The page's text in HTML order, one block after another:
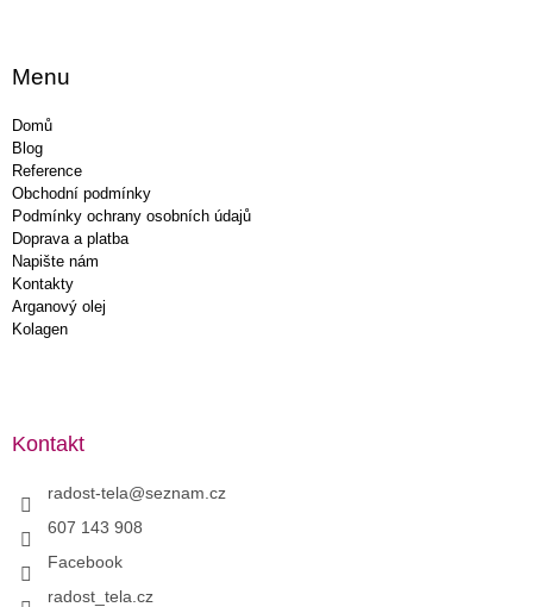
Menu
Domů
Blog
Reference
Obchodní podmínky
Podmínky ochrany osobních údajů
Doprava a platba
Napište nám
Kontakty
Arganový olej
Kolagen
Kontakt
radost-tela@seznam.cz
607 143 908
Facebook
radost_tela.cz